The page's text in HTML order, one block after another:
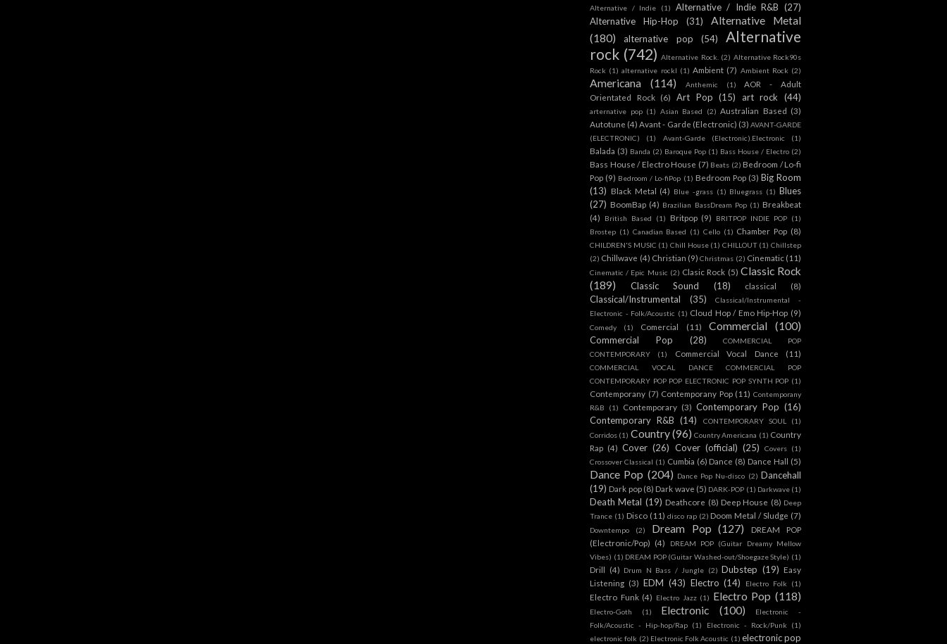
Alternative / Indie (1) Alternative / Indie R&B (27)
Alternative Hip-Hop
(31)
Alternative Metal
(180)
alternative pop (54)
Alternative
rock (742) Alternative Rock. (2) Alternative Rock90s
Rock (1) alternative rockl (1) Ambient (7) Ambient Rock (2)
Americana (114) Anthemic (1)
AOR - Adult
Orientated Rock (6) Art Pop (15) art rock (44)
arternative pop (1) Asian Based (2) Australian Based (3)
Autotune (4) Avant - Garde (Electronic) (3) AVANT-GARDE
(ELECTRONIC)
(1) Avant-Garde (Electronic).Electronic (1)
Balada (3) Banda (2) Baroque Pop (1) Bass House / Electro (2)
Bass House / Electro House (7) Beats (2) Bedroom / Lo-fi
Pop (9) Bedroom / Lo-fiPop (1) Bedroom Pop (3) Big Room
(13) Black Metal (4) Blue -grass (1) Bluegrass (1) Blues
(27) BoomBap (4) Brazilian BassDream Pop (1) Breakbeat
(4)
British Based (1) Britpop (9) BRITPOP INDIE POP (1)
Brostep (1) Canadian Based (1) Cello (1) Chamber Pop (8)
CHILDREN'S MUSIC (1) Chill House (1) CHILLOUT (1) Chillstep
(2) Chillwave (4) Christian (9) Christmas (2) Cinematic (11)
Cinematic / Epic Music (2) Clasic Rock (5) Classic Rock
(189)
Classic Sound (18) classical (8)
Classical/Instrumental (35)
Classical/Instrumental -
Electronic - Folk/Acoustic (1) Cloud Hop / Emo Hip-Hop (9)
Comedy (1) Comercial (11) Commercial (100)
Commercial Pop (28)
COMMERCIAL POP
CONTEMPORARY
(1) Commercial Vocal Dance (11)
COMMERCIAL VOCAL DANCE COMMERCIAL POP
CONTEMPORARY POP POP ELECTRONIC POP SYNTH POP (1)
Contemporany (7) Contemporany Pop (11) Contemporany
R&B
(1) Contemporary (3) Contemporary Pop (16)
Contemporary R&B (14) CONTEMPORARY SOUL
(1)
Corridos (1) Country(96) Country Americana (1) Country
Rap (4) Cover (26) Cover (official) (25) Covers (1)
Crossover Classical (1) Cumbia (6) Dance (8) Dance Hall (5)
Dance Pop (204) Dance Pop Nu-disco (2) Dancehall
(19) Dark pop (8) Dark wave (5) DARK-POP (1) Darkwave (1)
Death Metal (19) Deathcore (8) Deep House (8) Deep
Trance (1) Disco (11) disco rap (2) Doom Metal / Sludge (7)
Downtempo (2) Dream Pop (127)
DREAM POP
(Electronic/Pop) (4)
DREAM POP (Guitar Dreamy Mellow
Vibes) (1) DREAM POP (Guitar Washed-out/Shoegaze Style) (1)
Drill (4) Drum N Bass / Jungle (2) Dubstep (19) Easy
Listening (3) EDM (43) Electro (14) Electro Folk (1)
Electro Funk (4) Electro Jazz (1) Electro Pop (118)
Electro-Goth (1) Electronic (100)
Electronic -
Folk/Acoustic - Hip-hop/Rap (1) Electronic - Rock/Punk
(1)
electronic folk (2) Electronic Folk Acoustic (1) electronic pop